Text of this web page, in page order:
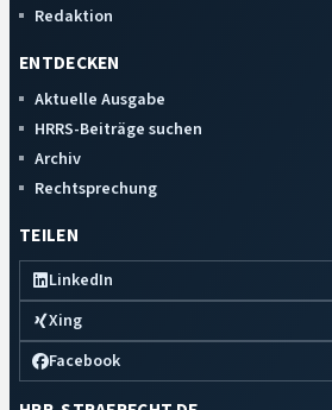
Redaktion
ENTDECKEN
Aktuelle Ausgabe
HRRS-Beiträge suchen
Archiv
Rechtsprechung
TEILEN
LinkedIn
Xing
Facebook